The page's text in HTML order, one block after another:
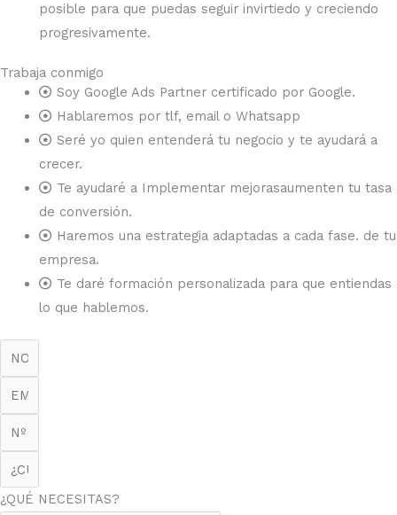
posible para que puedas seguir invirtiedo y creciendo
progresivamente.
Trabaja conmigo
Soy Google Ads Partner certificado por Google.
Hablaremos por tlf, email o Whatsapp
Seré yo quien entenderá tu negocio y te ayudará a
crecer.
Te ayudaré a Implementar mejorasaumenten tu tasa
de conversión.
Haremos una estrategia adaptadas a cada fase. de tu
empresa.
Te daré formación personalizada para que entiendas
lo que hablemos.
¿QUÉ NECESITAS?